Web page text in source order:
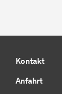
Kontakt
Anfahrt